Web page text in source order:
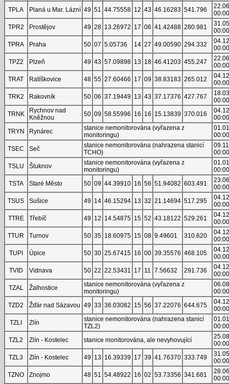
TPLA
Planá u Mar. Lázní 49 51 44.75558 12 43 46.16283 541.796
00:00
TPR2
Prostějov 49 28 13.26972 17 06 41.42488 280.981
00:00
TPRA
Praha 50 07 5.05736 14 27 49.00590 294.332
00:00
TPZ2
Plzeň 49 43 57.09898 13 18 46.41203 455.247
00:00
TRAT
Ratíškovice 48 55 27.60466 17 09 38.83183 265.012
00:00
TRK2
Rakovník 50 06 37.19449 13 43 37.17376 427.767
00:00
TRNK
Rychnov nad
Kněžnou
50 09 58.55996 16 16 15.13839 370.016
00:00
TRYN
Rynárec
stanice nemonitorována (vyřazena z
monitoringu)
00:00
TSEC
Seč
stanice nemonitorována (nahrazena stanicí
TCHO)
00:00
TSLU
Šluknov
stanice nemonitorována (vyřazena z
monitoringu)
00:00
TSTA
Staré Město 50 09 44.39910 16 56 51.94082 603.491
00:00
TSUS
Sušice 49 14 46.15294 13 32 21.14694 517.295
00:00
TTRE
Třebíč 49 12 14.54875 15 52 43.18122 529.261
00:00
TTUR
Turnov 50 35 18.60975 15 08 9.49601 310.620
00:00
TUPI
Úpice 50 30 25.67415 16 00 39.35576 468.105
00:00
TVID
Vidnava 50 22 22.53431 17 11 7.56632 291.736
00:00
TZAL
Žalhostice
stanice nemonitorována (vyřazena z
monitoringu)
00:00
TZD2
Žďár nad Sázavou 49 33 36.03082 15 56 37.22076 644.675
00:00
TZLI
Zlín
stanice nemonitorována (nahrazena stanicí
TZL2)
00:00
TZL2
Zlín - Kostelec stanice monitorována, ale nevyhovující
00:00
TZL3
Zlín - Kostelec 49 13 16.39339 17 39 41.76370 333.749
00:00
TZNO
Znojmo 48 51 54.48922 16 02 53.73356 341.681
00:00